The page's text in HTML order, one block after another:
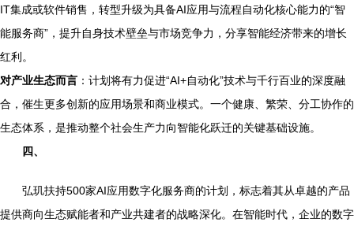
IT集成或软件销售，转型升级为具备AI应用与流程自动化核心能力的“智
能服务商”，提升自身技术壁垒与市场竞争力，分享智能经济带来的增长
红利。
对产业生态而言 ：计划将有力促进“AI+自动化”技术与千行百业的深度融
合，催生更多创新的应用场景和商业模式。一个健康、繁荣、分工协作的
生态体系，是推动整个社会生产力向智能化跃迁的关键基础设施。
四、
弘玑扶持500家AI应用数字化服务商的计划，标志着其从卓越的产品
提供商向生态赋能者和产业共建者的战略深化。在智能时代，企业的数字